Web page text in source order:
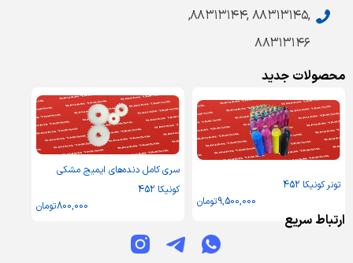
,۸۸۳۱۳۱۴۵ ,۸۸۳۱۳۱۴۴,
۸۸۳۱۳۱۴۶
محصولات جدید
تونر کونیکا 452
9,500,000تومان
سری کامل دنده‌های ایمیج مشکی
کونیکا 452
800,000تومان
ارتباط سریع